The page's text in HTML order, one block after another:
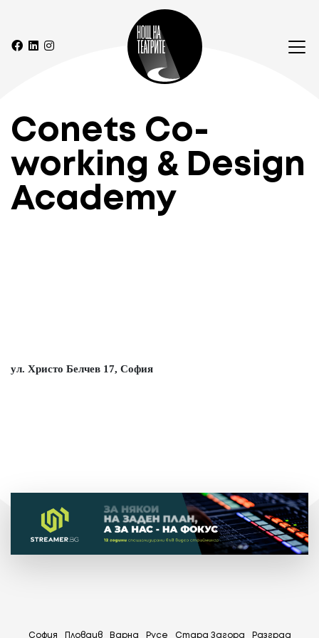
Conets Co-
working & Design
Academy
ул. Христо Белчев 17, София
София Пловдив Варна Русе Стара Загора Разград